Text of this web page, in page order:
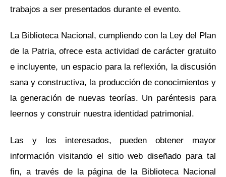
trabajos a ser presentados durante el evento.
La Biblioteca Nacional, cumpliendo con la Ley del Plan
de la Patria, ofrece esta actividad de carácter gratuito
e incluyente, un espacio para la reflexión, la discusión
sana y constructiva, la producción de conocimientos y
la generación de nuevas teorías. Un paréntesis para
leernos y construir nuestra identidad patrimonial.
Las y los interesados, pueden obtener mayor
información visitando el sitio web diseñado para tal
fin, a través de la página de la Biblioteca Nacional